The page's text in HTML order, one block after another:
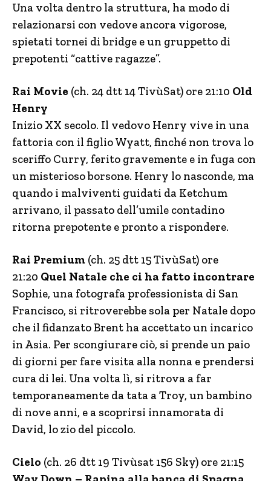
Una volta dentro la struttura, ha modo di
relazionarsi con vedove ancora vigorose,
spietati tornei di bridge e un gruppetto di
prepotenti “cattive ragazze”.
Rai Movie (ch. 24 dtt 14 TivùSat) ore 21:10 Old
Henry
Inizio XX secolo. Il vedovo Henry vive in una
fattoria con il figlio Wyatt, finché non trova lo
sceriffo Curry, ferito gravemente e in fuga con
un misterioso borsone. Henry lo nasconde, ma
quando i malviventi guidati da Ketchum
arrivano, il passato dell’umile contadino
ritorna prepotente e pronto a rispondere.
Rai Premium (ch. 25 dtt 15 TivùSat) ore
21:20 Quel Natale che ci ha fatto incontrare
Sophie, una fotografa professionista di San
Francisco, si ritroverebbe sola per Natale dopo
che il fidanzato Brent ha accettato un incarico
in Asia. Per scongiurare ciò, si prende un paio
di giorni per fare visita alla nonna e prendersi
cura di lei. Una volta lì, si ritrova a far
temporaneamente da tata a Troy, un bambino
di nove anni, e a scoprirsi innamorata di
David, lo zio del piccolo.
Cielo (ch. 26 dtt 19 Tivùsat 156 Sky) ore 21:15